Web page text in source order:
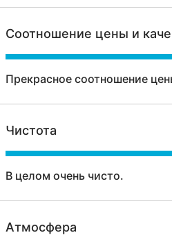
Соотношение цены и
Прекрасное соотношение
Чистота
В целом очень чисто.
Атмосфера